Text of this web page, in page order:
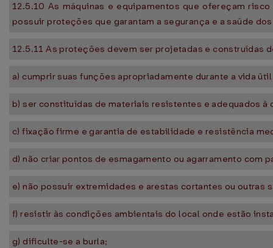
12.5.10 As máquinas e equipamentos que ofereçam
possuir proteções que garantam a segurança e a saúde
12.5.11 As proteções devem ser projetadas e construídas
a) cumprir suas funções apropriadamente durante a vida
b) ser constituídas de materiais resistentes e adequados
c) fixação firme e garantia de estabilidade e resistência
d) não criar pontos de esmagamento ou agarramento com
e) não possuir extremidades e arestas cortantes ou outras
f) resistir às condições ambientais do local onde estão
g) dificulte-se a burla;